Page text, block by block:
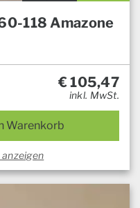
118 Amazone
€105,47
inkl. MwSt.
Warenkorb